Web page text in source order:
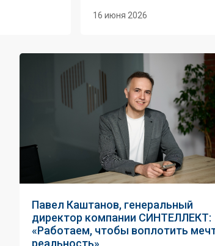
16 июня 2026
Павел Каштанов, генеральный
директор компании СИНТЕЛЛЕКТ:
«Работаем, чтобы воплотить
реальность»